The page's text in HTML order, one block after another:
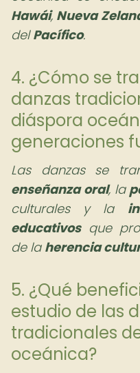
Hawái, Nueva
delPacífico.
4. ¿Cómo se
danzas
diáspora
generaciones
Las danzas se
enseñanza oral, la
culturales y la
educativosque
de la herencia
5. ¿Qué
estudio de las
tradicionales
oceánica?